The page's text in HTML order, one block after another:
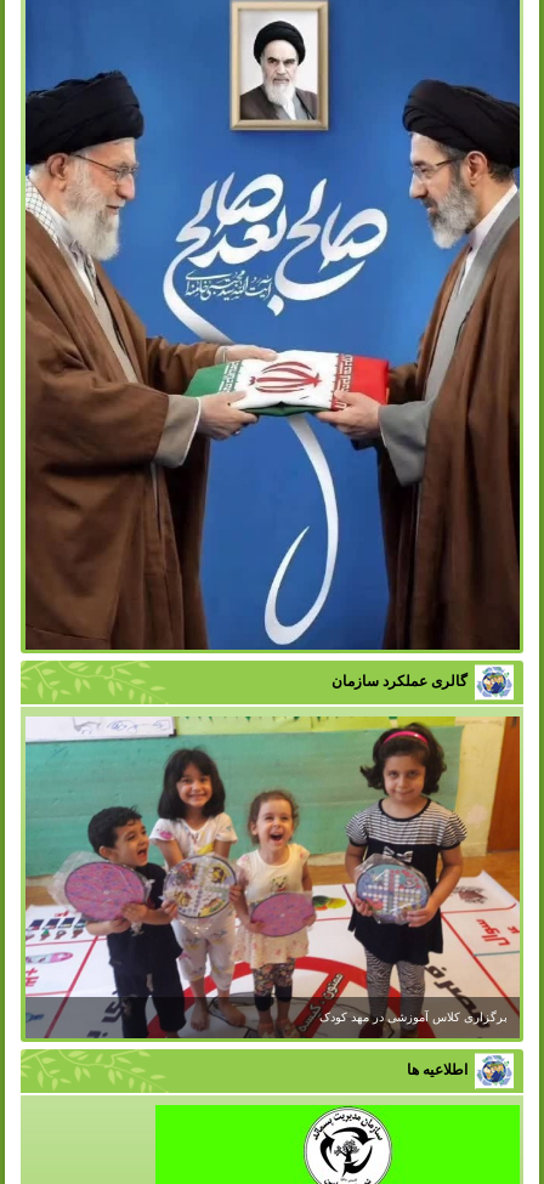
گالری عملکرد سازمان
برگزاری کلاس آموزشی در مهد کودک
اطلاعیه ها